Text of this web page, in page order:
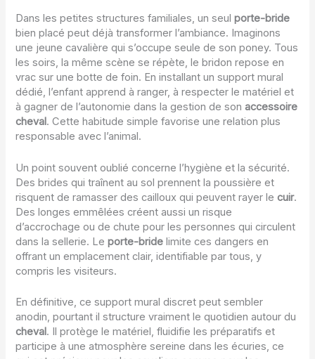
Dans les petites structures familiales, un seulporte-bride
bien placé peut déjà transformer l’ambiance. Imaginons
une jeune cavalière qui s’occupe seule de son poney. Tous
les soirs, la même scène se répète, le bridon repose en
vrac sur une botte de foin. En installant un support mural
dédié, l’enfant apprend à ranger, à respecter le matériel et
à gagner de l’autonomie dans la gestion de sonaccessoire
cheval . Cette habitude simple favorise une relation plus
responsable avec l’animal.
Un point souvent oublié concerne l’hygiène et la sécurité.
Des brides qui traînent au sol prennent la poussière et
risquent de ramasser des cailloux qui peuvent rayer lecuir.
Des longes emmêlées créent aussi un risque
d’accrochage ou de chute pour les personnes qui circulent
dans la sellerie. Leporte-bride limite ces dangers en
offrant un emplacement clair, identifiable par tous, y
compris les visiteurs.
En définitive, ce support mural discret peut sembler
anodin, pourtant il structure vraiment le quotidien autour du
cheval. Il protège le matériel, fluidifie les préparatifs et
participe à une atmosphère sereine dans les écuries, ce